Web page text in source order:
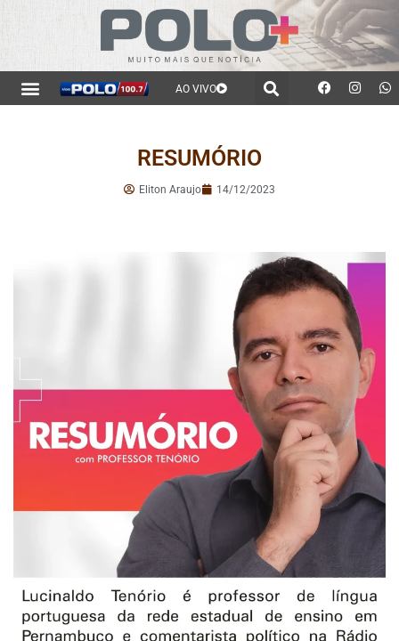
AO VIVO
RESUMÓRIO
Eliton Araujo 14/12/2023